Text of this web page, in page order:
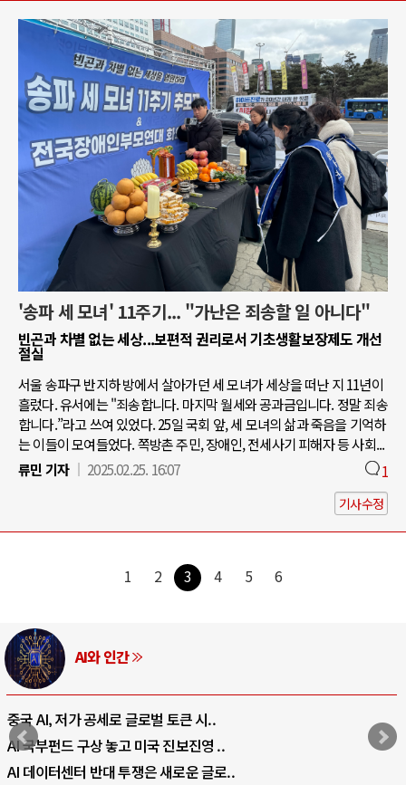
'송파 세 모녀' 11주기... "가난은 죄송할 일 아니다"
빈곤과 차별 없는 세상...보편적 권리로서 기초생활보장제도 개선
절실
서울 송파구 반지하 방에서 살아가던 세 모녀가 세상을 떠난 지 11년이
흘렀다. 유서에는 "죄송합니다. 마지막 월세와 공과금입니다. 정말 죄송
합니다.”라고 쓰여 있었다. 25일 국회 앞, 세 모녀의 삶과 죽음을 기억하
는 이들이 모여들었다. 쪽방촌 주민, 장애인, 전세사기 피해자 등 사회...
류민 기자
2025.02.25. 16:07 1
기사수정
1 2 3 4 5 6
러시아-우크라이나 전쟁
전쟁의 추상화: 우크라이나, 대리전의 역..
EU·우크라이나 드론 협력 직후, 러시아..
나토, 우크라 군사지원 2027년까지 공..